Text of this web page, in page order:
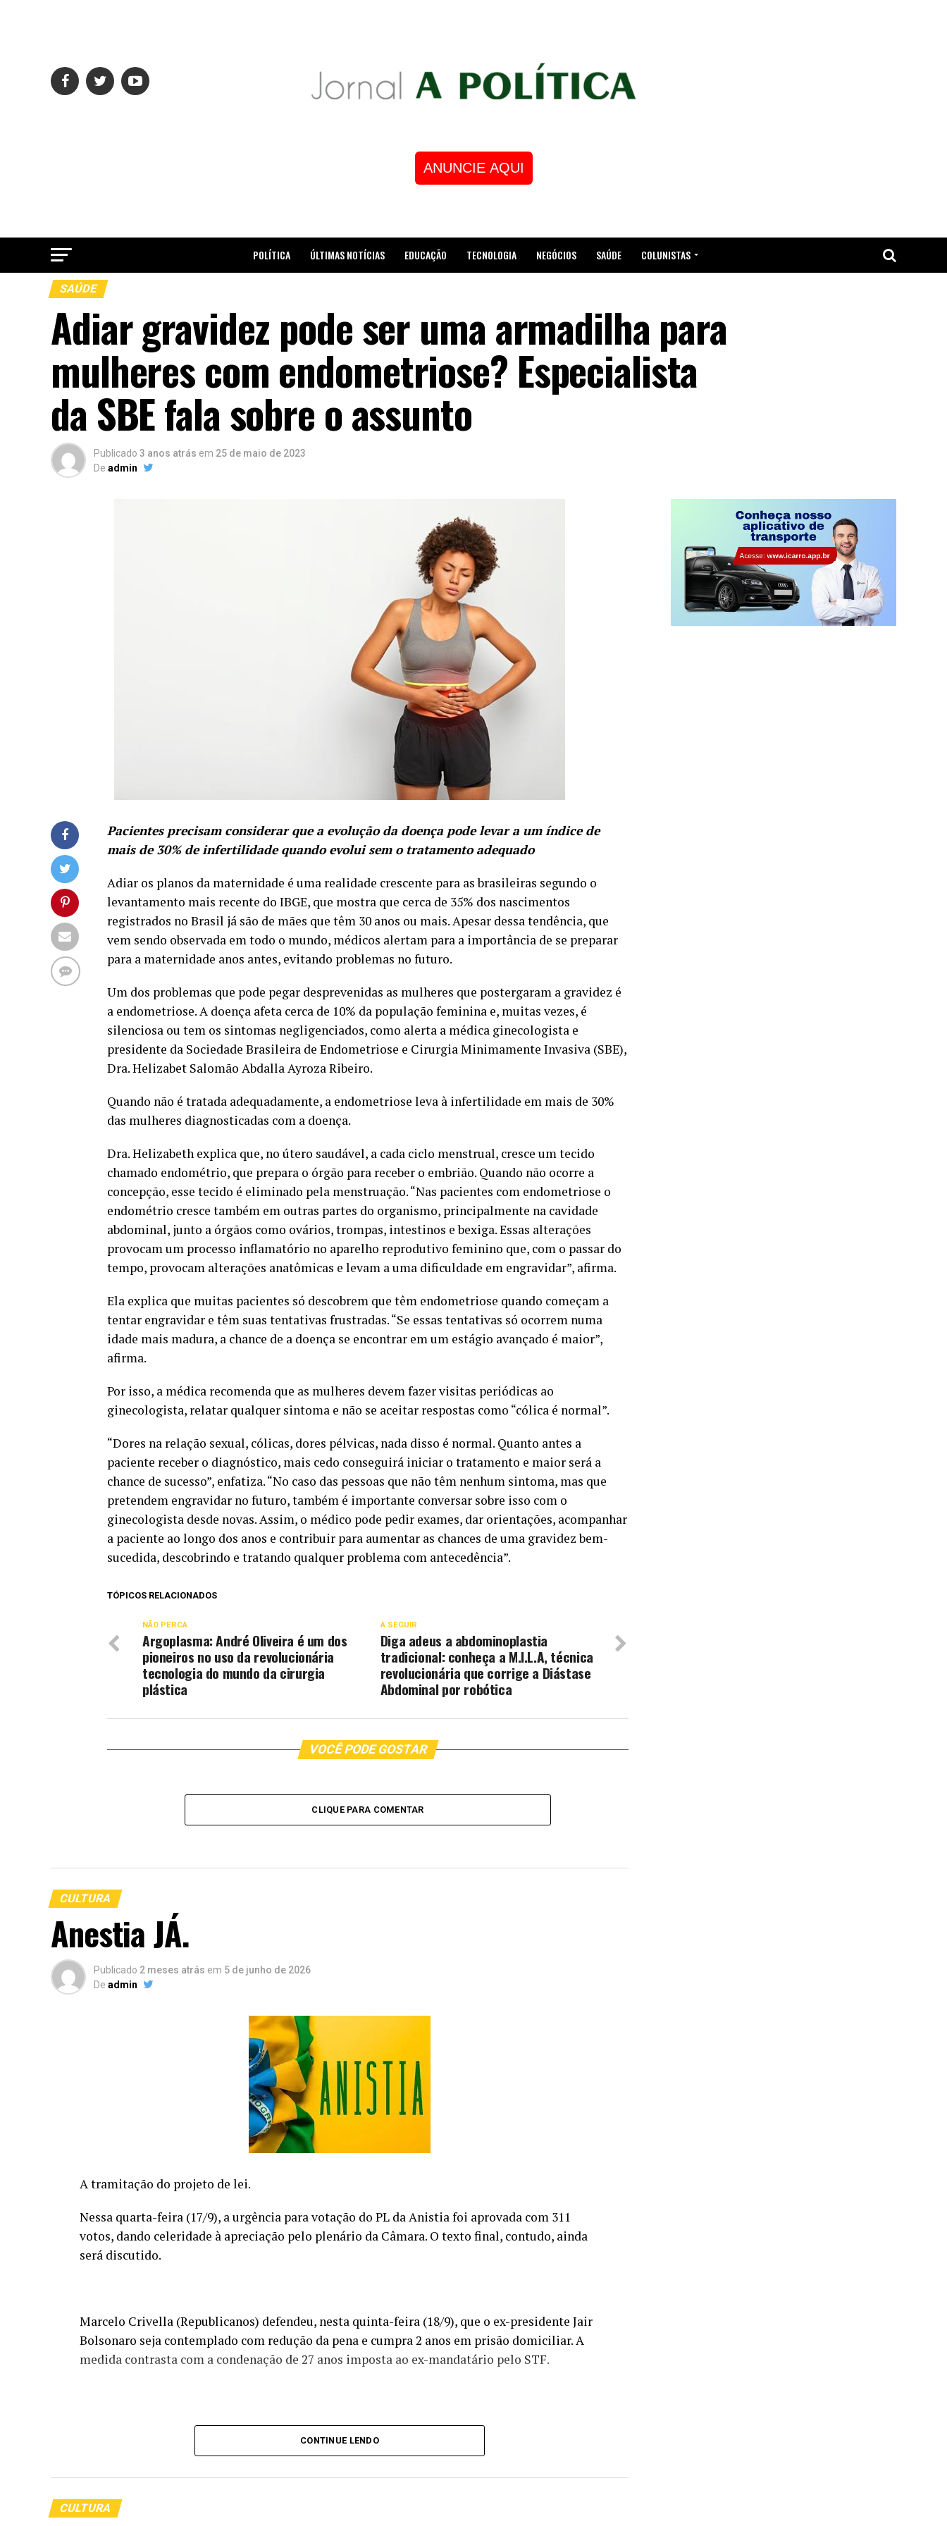
ANUNCIE AQUI
POLÍTICA ÚLTIMAS NOTÍCIAS EDUCAÇÃO TECNOLOGIA NEGÓCIOS SAÚDE COLUNISTAS
SAÚDE
Adiar gravidez pode ser uma armadilha para
mulheres com endometriose? Especialista
da SBE fala sobre o assunto
Publicado 3 anos atrás em 25 de maio de 2023
De admin
Pacientes precisam considerar que a evolução da doença pode levar a um índice de
mais de 30% de infertilidade quando evolui sem o tratamento adequado
Adiar os planos da maternidade é uma realidade crescente para as brasileiras segundo o
levantamento mais recente do IBGE, que mostra que cerca de 35% dos nascimentos
registrados no Brasil já são de mães que têm 30 anos ou mais. Apesar dessa tendência, que
vem sendo observada em todo o mundo, médicos alertam para a importância de se preparar
para a maternidade anos antes, evitando problemas no futuro.
Um dos problemas que pode pegar desprevenidas as mulheres que postergaram a gravidez é
a endometriose. A doença afeta cerca de 10% da população feminina e, muitas vezes, é
silenciosa ou tem os sintomas negligenciados, como alerta a médica ginecologista e
presidente da Sociedade Brasileira de Endometriose e Cirurgia Minimamente Invasiva (SBE),
Dra. Helizabet Salomão Abdalla Ayroza Ribeiro.
Quando não é tratada adequadamente, a endometriose leva à infertilidade em mais de 30%
das mulheres diagnosticadas com a doença.
Dra. Helizabeth explica que, no útero saudável, a cada ciclo menstrual, cresce um tecido
chamado endométrio, que prepara o órgão para receber o embrião. Quando não ocorre a
concepção, esse tecido é eliminado pela menstruação. “Nas pacientes com endometriose o
endométrio cresce também em outras partes do organismo, principalmente na cavidade
abdominal, junto a órgãos como ovários, trompas, intestinos e bexiga. Essas alterações
provocam um processo inflamatório no aparelho reprodutivo feminino que, com o passar do
tempo, provocam alterações anatômicas e levam a uma dificuldade em engravidar”, afirma.
Ela explica que muitas pacientes só descobrem que têm endometriose quando começam a
tentar engravidar e têm suas tentativas frustradas. “Se essas tentativas só ocorrem numa
idade mais madura, a chance de a doença se encontrar em um estágio avançado é maior”,
afirma.
Por isso, a médica recomenda que as mulheres devem fazer visitas periódicas ao
ginecologista, relatar qualquer sintoma e não se aceitar respostas como “cólica é normal”.
“Dores na relação sexual, cólicas, dores pélvicas, nada disso é normal. Quanto antes a
paciente receber o diagnóstico, mais cedo conseguirá iniciar o tratamento e maior será a
chance de sucesso”, enfatiza. “No caso das pessoas que não têm nenhum sintoma, mas que
pretendem engravidar no futuro, também é importante conversar sobre isso com o
ginecologista desde novas. Assim, o médico pode pedir exames, dar orientações, acompanhar
a paciente ao longo dos anos e contribuir para aumentar as chances de uma gravidez bem-
sucedida, descobrindo e tratando qualquer problema com antecedência”.
TÓPICOS RELACIONADOS
A SEGUIR
Diga adeus a abdominoplastia
tradicional: conheça a M.I.L.A, técnica
revolucionária que corrige a Diástase
Abdominal por robótica
NÃO PERCA
Argoplasma: André Oliveira é um dos
pioneiros no uso da revolucionária
tecnologia do mundo da cirurgia
plástica
VOCÊ PODE GOSTAR
CLIQUE PARA COMENTAR
CULTURA
Anestia JÁ.
Publicado 2 meses atrás em 5 de junho de 2026
De admin
A tramitação do projeto de lei.
Nessa quarta-feira (17/9), a urgência para votação do PL da Anistia foi aprovada com 311
votos, dando celeridade à apreciação pelo plenário da Câmara. O texto final, contudo, ainda
será discutido.
Marcelo Crivella (Republicanos) defendeu, nesta quinta-feira (18/9), que o ex-presidente Jair
Bolsonaro seja contemplado com redução da pena e cumpra 2 anos em prisão domiciliar. A
medida contrasta com a condenação de 27 anos imposta ao ex-mandatário pelo STF.
Condenar um homem de 70 anos a 27 de prisão é uma pena de morte.
uma anistia “ampla, geral e irrestrita” que inocentasse Bolsonaro e outros condenados, mas
CONTINUE LENDO
CULTURA